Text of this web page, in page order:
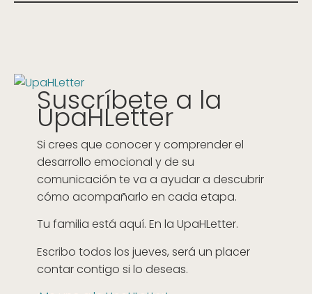
Suscríbete a la
UpaHLetter
Si crees que conocer y comprender el
desarrollo emocional y de su
comunicación te va a ayudar a descubrir
cómo acompañarlo en cada etapa.
Tu familia está aquí. En la UpaHLetter.
Escribo todos los jueves, será un placer
contar contigo si lo deseas.